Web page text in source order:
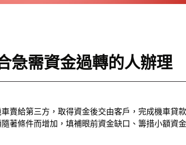
急需資金過轉的人辦理
賣給第三方，取得資金後交由客戶，完成機車貸
著條件而增加，填補眼前資金缺口、籌措小額資